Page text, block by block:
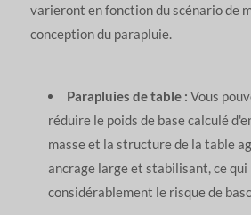
varieront en fonction du scénario de
conception du parapluie.
Parapluies de table : Vous
réduire le poids de base calculé
masse et la structure de la table
ancrage large et stabilisant, ce
considérablement le risque de